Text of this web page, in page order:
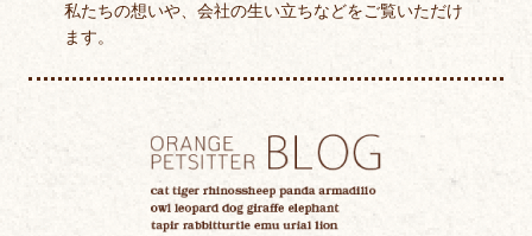
私たちの想いや、会社の生い立ちなどをご覧いただけ
ます。